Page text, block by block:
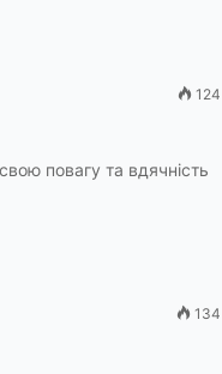
124
повагу та вдячність
134